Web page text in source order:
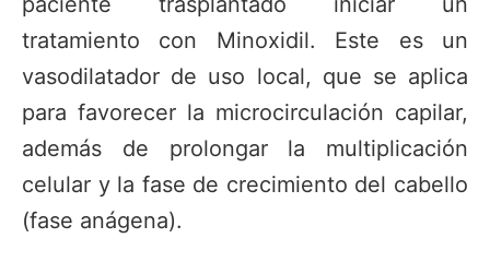
tratamiento con Minoxidil. Este es un
vasodilatador de uso local, que se aplica
para favorecer la microcirculación capilar,
además de prolongar la multiplicación
celular y la fase de crecimiento del cabello
(fase anágena).